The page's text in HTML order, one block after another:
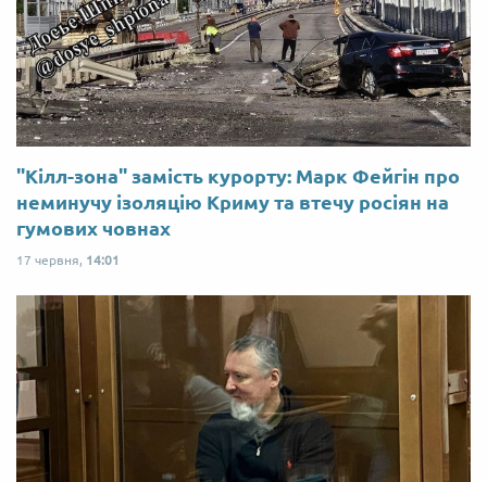
"Кілл-зона" замість курорту: Марк Фейгін про
неминучу ізоляцію Криму та втечу росіян на
гумових човнах
17 червня, 14:01